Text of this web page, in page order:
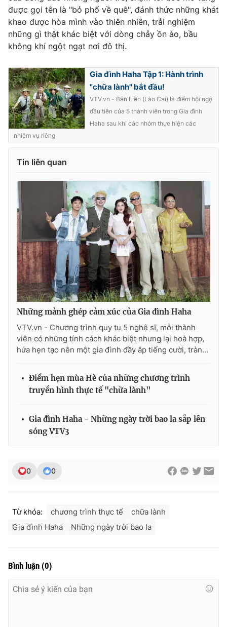
được gọi tên là "bỏ phố về quê", đánh thức những khát
khao được hòa mình vào thiên nhiên, trải nghiệm
những gì thật khác biệt với dòng chảy ồn ào, bầu
không khí ngột ngạt nơi đô thị.
Gia đình Haha Tập 1: Hành trình
"chữa lành" bắt đầu!
VTV.vn - Bản Liền (Lào Cai) là điểm hội ngộ
đầu tiên của 5 thành viên trong Gia đình
Haha sau khi các nhóm thực hiện các
nhiệm vụ riêng
Tin liên quan
Những mảnh ghép cảm xúc của Gia đình Haha
VTV.vn - Chương trình quy tụ 5 nghệ sĩ, mỗi thành
viên có những tính cách khác biệt nhưng lại hoà hợp,
hứa hẹn tạo nên một gia đình đầy ắp tiếng cười, tràn...
Điểm hẹn mùa Hè của những chương trình
truyền hình thực tế "chữa lành"
Gia đình Haha - Những ngày trời bao la sắp lên
sóng VTV3
0 0
Từ khóa: chương trình thực tế
chữa lành
Gia đình Haha
Những ngày trời bao la
Bình luận (0)